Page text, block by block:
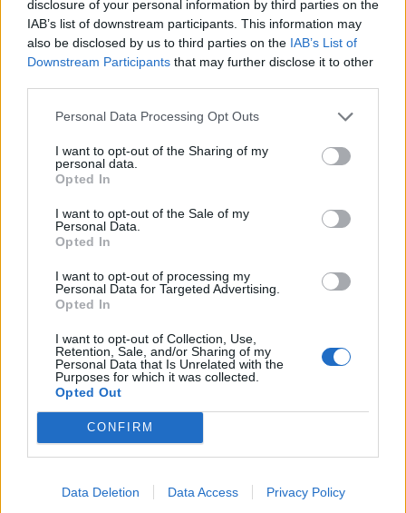
disclosure of your personal information by third parties on the
IAB’s list of downstream participants. This information may
also be disclosed by us to third parties on the IAB’s List of
Downstream Participants that may further disclose it to other
Personal Data Processing Opt Outs
I want to opt-out of the Sharing of my
personal data.
Opted In
I want to opt-out of the Sale of my
Personal Data.
Opted In
I want to opt-out of processing my
Personal Data for Targeted Advertising.
Opted In
I want to opt-out of Collection, Use,
Retention, Sale, and/or Sharing of my
Personal Data that Is Unrelated with the
Purposes for which it was collected.
Opted Out
CONFIRM
Data Deletion Data Access Privacy Policy
17:24
Aποκαλύψεις σοκ για απειλές θανάτου στο Μουντιάλ:
«Θα ανατινάξω τον Μέσι με τέσσερις βόμβες!»
εκδηλώσεις “Πολιτιστικό Καλοκαίρι 2026, 16ο Φεστιβάλ
Στρατηγικό Σχέδιο ΚΑΠ 2023–2027
Σε κατάσταση κινητοποίησης αύριο Σάββατο η Κρήτη
λόγω πολύ υψηλού κινδύνου πυρκαγιάς
Οι τουαλέτες στην Κνωσό και η μπάρα στο φαράγγι της
Σαμαριάς!
16:51
Γ. Πλακιωτάκης: Συνεχίζεται η αναβάθμιση των σχολικών
μονάδων στο Λασίθι
Στο ΥΠΕΝ οι προτάσεις του ΤΕΕ/ΤΑΚ για το μέλλον της